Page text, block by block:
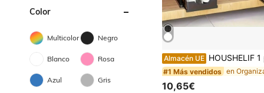
Color
Multicolor Negro
Blanco Rosa
Azul Gris
Almacén UE HOUSHELIF 1 pieza Organizador de fregadero de doble nivel, 1 pieza Estante de almacenamiento para espacios estrechos, Estante de
#1 Más vendidos
10,65€